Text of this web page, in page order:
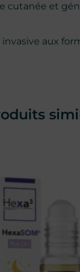
cutanée et
aux